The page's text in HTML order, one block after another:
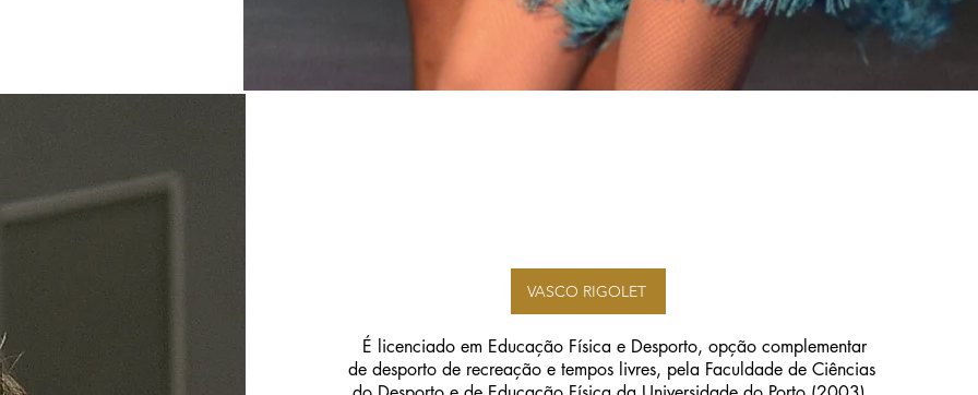
VASCO RIGOLET
É licenciado em Educação Física e Desporto, opção complementar
de desporto de recreação e tempos livres, pela Faculdade de Ciências